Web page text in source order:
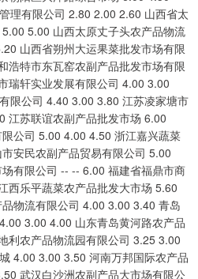
理有限公司 2.80 2.00 2.60 山西省太
5.00 山西太原丈子头农产品物流
山西省朔州大运果菜批发市场有限
浩特市东瓦窑农副产品批发市场有限
瑞轩实业发展有限公司 4.00 3.00
限公司 4.40 3.00 3.80 江苏凌家塘市
江苏联谊农副产品批发市场 6.00
公司 5.00 4.00 4.50 浙江嘉兴蔬菜
安民农副产品贸易有限公司 5.00
有限公司 -- -- 6.00 福建省福鼎市商
西乐平蔬菜农产品批发大市场 5.60
物流有限公司 4.00 3.00 3.40 青岛
3.00 4.00 山东青岛黄河路农产品
利农产品物流园有限公司 3.25 3.00
4.00 3.00 3.50 河南万邦国际农产品
武汉白沙洲农副产品大市场有限公